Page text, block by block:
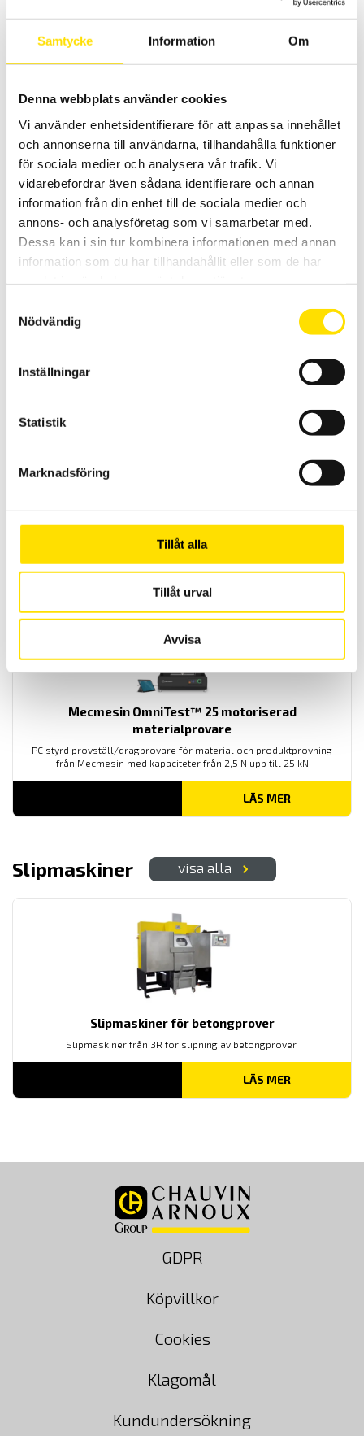
Samtycke Information Om
Denna webbplats använder cookies
Vi använder enhetsidentifierare för att anpassa innehållet
och annonserna till användarna, tillhandahålla funktioner
för sociala medier och analysera vår trafik. Vi
vidarebefordrar även sådana identifierare och annan
information från din enhet till de sociala medier och
annons- och analysföretag som vi samarbetar med.
Dessa kan i sin tur kombinera informationen med annan
information som du har tillhandahållit eller som de har
Nödvändig
Inställningar
Statistik
Marknadsföring
Tillåt alla
Tillåt urval
Avvisa
Provutrustning från 3R för värmeledningsförmåga
Syntech
PC styrd provställ/dragprovare för material och produktprovning
från 3R med kapaciteter upp till 2000 kN
PC styrd provställ/dragprovare för material och produktprovning
Mecmesin OmniTest™ 25 motoriserad
materialprovare
PC styrd provställ/dragprovare för material och produktprovning
från Mecmesin med kapaciteter från 2,5 N upp till 25 kN
LÄS MER
Slipmaskiner visa alla
Slipmaskiner för betongprover
Slipmaskiner från 3R för slipning av betongprover.
LÄS MER
GDPR
Köpvillkor
Cookies
Klagomål
Kundundersökning